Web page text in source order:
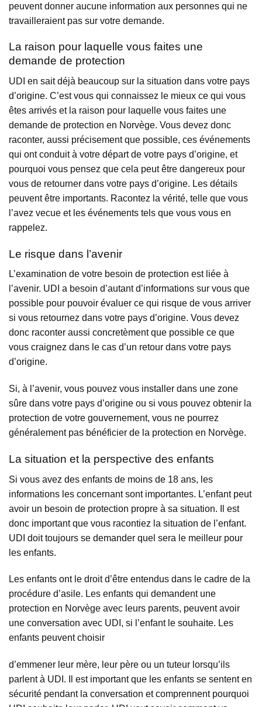
peuvent donner aucune information aux personnes qui ne
travailleraient pas sur votre demande.
La raison pour laquelle vous faites une
demande de protection
UDI en sait déjà beaucoup sur la situation dans votre pays
d’origine. C’est vous qui connaissez le mieux ce qui vous
êtes arrivés et la raison pour laquelle vous faites une
demande de protection en Norvège. Vous devez donc
raconter, aussi précisement que possible, ces événements
qui ont conduit à votre départ de votre pays d’origine, et
pourquoi vous pensez que cela peut être dangereux pour
vous de retourner dans votre pays d’origine. Les détails
peuvent être importants. Racontez la vérité, telle que vous
l’avez vecue et les événements tels que vous vous en
rappelez.
Le risque dans l’avenir
L’examination de votre besoin de protection est liée à
l’avenir. UDI a besoin d’autant d’informations sur vous que
possible pour pouvoir évaluer ce qui risque de vous arriver
si vous retournez dans votre pays d’origine. Vous devez
donc raconter aussi concretèment que possible ce que
vous craignez dans le cas d’un retour dans votre pays
d’origine.
Si, à l’avenir, vous pouvez vous installer dans une zone
sûre dans votre pays d’origine ou si vous pouvez obtenir la
protection de votre gouvernement, vous ne pourrez
généralement pas bénéficier de la protection en Norvège.
La situation et la perspective des enfants
Si vous avez des enfants de moins de 18 ans, les
informations les concernant sont importantes. L’enfant peut
avoir un besoin de protection propre à sa situation. Il est
donc important que vous racontiez la situation de l’enfant.
UDI doit toujours se demander quel sera le meilleur pour
les enfants.
Les enfants ont le droit d’être entendus dans le cadre de la
procédure d’asile. Les enfants qui demandent une
protection en Norvège avec leurs parents, peuvent avoir
une conversation avec UDI, si l’enfant le souhaite. Les
enfants peuvent choisir
d’emmener leur mère, leur père ou un tuteur lorsqu’ils
parlent à UDI. Il est important que les enfants se sentent en
sécurité pendant la conversation et comprennent pourquoi